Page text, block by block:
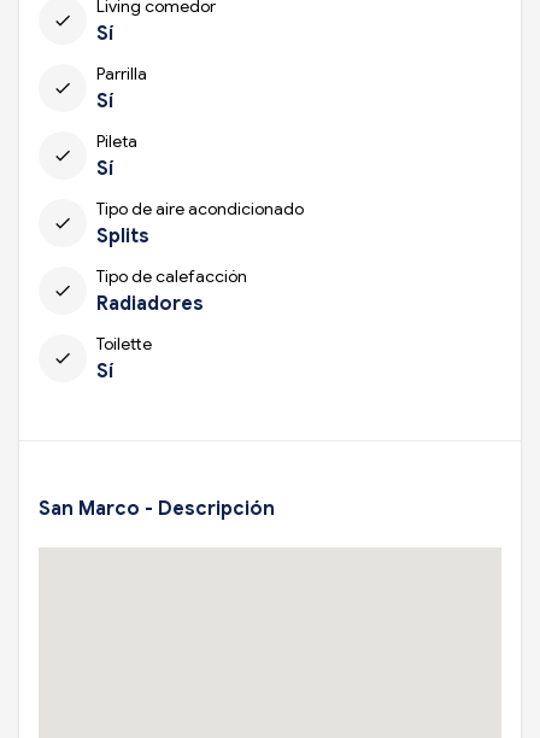
check
Living comedor
Sí
check
Parrilla
Sí
check
Pileta
Sí
check
Tipo de aire acondicionado
Splits
check
Tipo de calefacción
Radiadores
check
Toilette
Sí
San Marco - Descripción